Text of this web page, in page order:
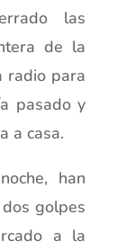
las
de la
radio para
pasado y
a casa.
han
golpes
a la